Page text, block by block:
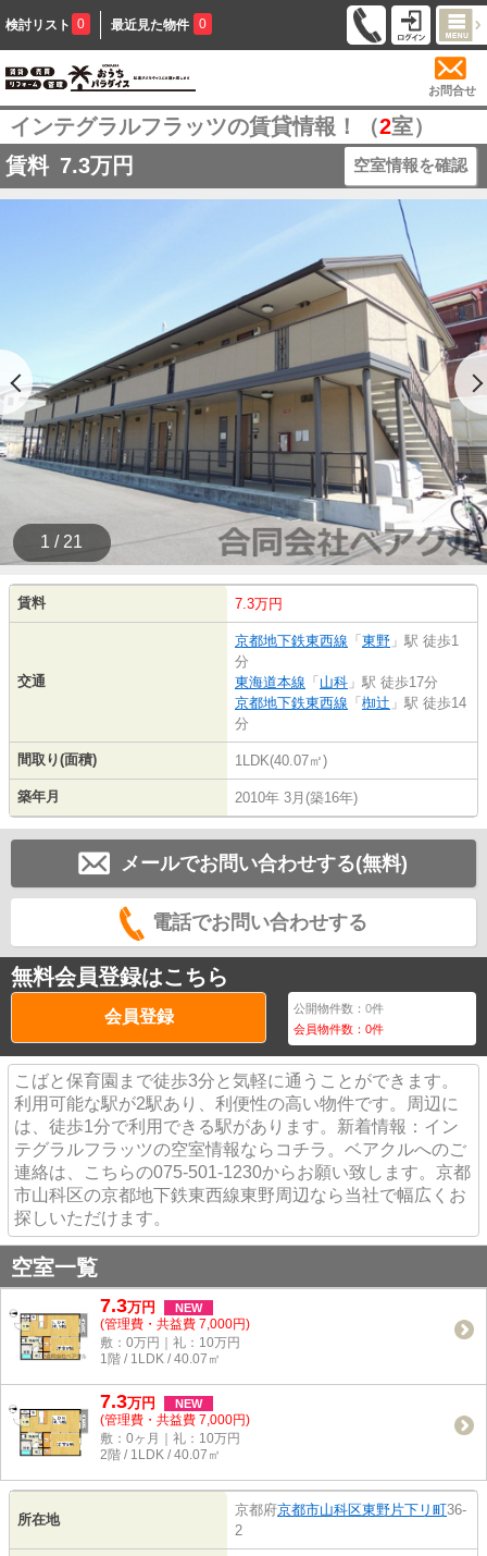
検討リスト 0 最近見た物件 0
お問合せ
インテグラルフラッツの賃貸情報！（2室）
賃料 7.3万円 空室情報を確認
1 / 21
賃料 7.3万円
交通
京都地下鉄東西線 「 東野 」駅 徒歩1
分
東海道本線 「 山科 」駅 徒歩17分
京都地下鉄東西線 「 椥辻 」駅 徒歩14
分
間取り(面積) 1LDK(40.07㎡)
築年月 2010年 3月(築16年)
メールでお問い合わせする(無料)
電話でお問い合わせする
無料会員登録はこちら
会員登録 公開物件数：0件
会員物件数：0件
こばと保育園まで徒歩3分と気軽に通うことができます。
利用可能な駅が2駅あり、利便性の高い物件です。周辺に
は、徒歩1分で利用できる駅があります。新着情報：イン
テグラルフラッツの空室情報ならコチラ。ベアクルへのご
連絡は、こちらの075-501-1230からお願い致します。京都
市山科区の京都地下鉄東西線東野周辺なら当社で幅広くお
探しいただけます。
空室一覧
7.3万円 NEW
(管理費・共益費 7,000円)
敷：0万円｜礼：10万円
1階 / 1LDK / 40.07㎡
7.3万円 NEW
(管理費・共益費 7,000円)
敷：0ヶ月｜礼：10万円
2階 / 1LDK / 40.07㎡
所在地
京都府京都市山科区東野片下リ町36-
2